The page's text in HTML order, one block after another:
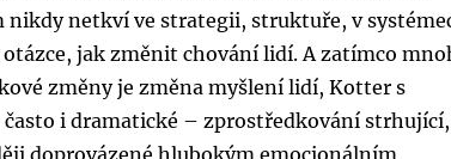
netkví ve strategii, struktuře, v
jak změnit chování lidí. A zatímco
změny je změna myšlení lidí, Kotter s
i dramatické – zprostředkování strhující,
doprovázené hlubokým emocionálním